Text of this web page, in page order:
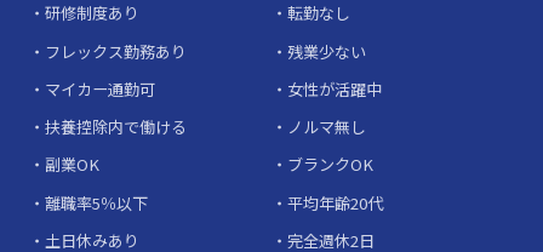
研修制度あり
転勤なし
フレックス勤務あり
残業少ない
マイカー通勤可
女性が活躍中
扶養控除内で働ける
ノルマ無し
副業OK
ブランクOK
離職率5％以下
平均年齢20代
土日休みあり
完全週休2日